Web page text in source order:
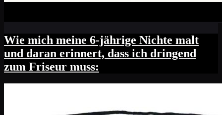
Wie mich meine 6-jährige Nichte malt
und daran erinnert, dass ich dringend
zum Friseur muss: